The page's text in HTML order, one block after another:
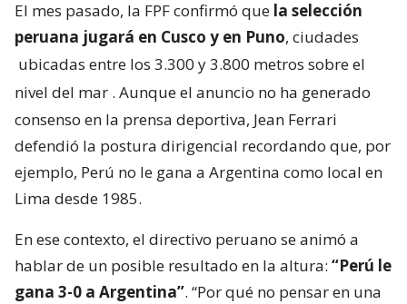
El mes pasado, la FPF confirmó que la selección
peruana jugará en Cusco y en Puno, ciudades
ubicadas entre los 3.300 y 3.800 metros sobre el
nivel del mar . Aunque el anuncio no ha generado
consenso en la prensa deportiva, Jean Ferrari
defendió la postura dirigencial recordando que, por
ejemplo, Perú no le gana a Argentina como local en
Lima desde 1985.
En ese contexto, el directivo peruano se animó a
hablar de un posible resultado en la altura: “Perú le
gana 3-0 a Argentina”. “Por qué no pensar en una